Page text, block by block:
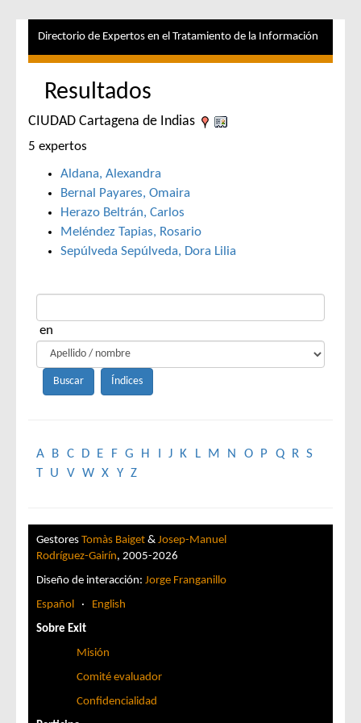
Directorio de Expertos en el Tratamiento de la Información
Resultados
CIUDAD Cartagena de Indias
5 expertos
Aldana, Alexandra
Bernal Payares, Omaira
Herazo Beltrán, Carlos
Meléndez Tapias, Rosario
Sepúlveda Sepúlveda, Dora Lilia
en
A B C D E F G H J K L M N O P Q R S
T U V W X Y Z
Gestores Tomàs Baiget & Josep-Manuel
Rodríguez-Gairín, 2005-2026
Diseño de interacción: Jorge Franganillo
Español · English
Sobre Exit
Misión
Comité evaluador
Confidencialidad